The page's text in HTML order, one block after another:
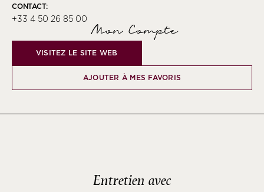
CONTACT:
+33 4 50 26 85 00
Mon Compte
VISITEZ LE SITE WEB
AJOUTER À MES FAVORIS
Entretien avec